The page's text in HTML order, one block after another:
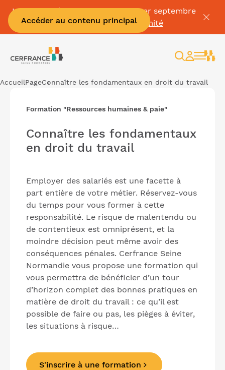
Accéder au contenu principal
La Facture électronique c'est le 1er septembre
👉Mettez vous en conformité
Rechercher
Espace
AccueilPageConnaître les fondamentaux en droit du travail
Formation "Ressources humaines & paie"
Connaître les fondamentaux
en droit du travail
Employer des salariés est une facette à
part entière de votre métier. Réservez-vous
du temps pour vous former à cette
responsabilité. Le risque de malentendu ou
de contentieux est omniprésent, et la
moindre décision peut même avoir des
conséquences pénales. Cerfrance Seine
Normandie vous propose une formation qui
vous permettra de bénéficier d’un tour
d’horizon complet des bonnes pratiques en
matière de droit du travail : ce qu’il est
possible de faire ou pas, les pièges à éviter,
les situations à risque…
S'inscrire à une formation